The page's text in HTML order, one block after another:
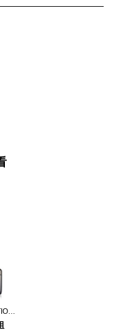
FUTURE SOLUTION LX